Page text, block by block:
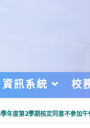
資訊系統 校
年度第2學期核定同意不參加午